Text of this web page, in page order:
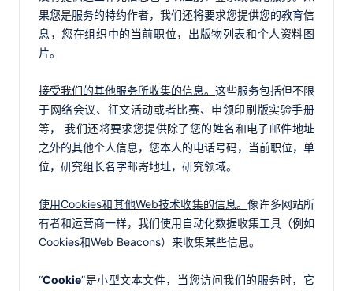
果您是服务的特约作者，我们还将要求您提供您的教育信
息，您在组织中的当前职位，出版物列表和个人资料图
片。
接受我们的其他服务所收集的信息。 这些服务包括但不限
于网络会议、征文活动或者比赛、申领印刷版实验手册
等， 我们还将要求您提供除了您的姓名和电子邮件地址
之外的其他个人信息，您本人的电话号码，当前职位，单
位，研究组长名字邮寄地址，研究领域。
使用Cookies和其他Web技术收集的信息。像许多网站所
有者和运营商一样，我们使用自动化数据收集工具（例如
Cookies和Web Beacons）来收集某些信息。
“Cookie”是小型文本文件，当您访问我们的服务时，它